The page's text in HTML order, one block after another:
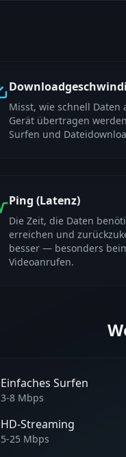
Misst, wie schnell
Gerät übertragen
Surfen und
Ping (Latenz)
Die Zeit, die Daten
erreichen und
besser — besonders
Videoanrufen.
Einfaches Surfen
3-8 Mbps
HD-Streaming
5-25 Mbps